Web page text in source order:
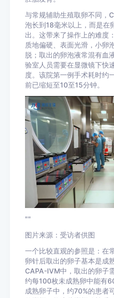
与常规辅助生殖取卵不同，
泡长到18毫米以上，而是在
出。这带来了操作上的难度
质地偏硬、表面光滑，小卵
脱；取出的卵泡液常混有血
验室人员需要在显微镜下快
度。该院第一例手术耗时约
前已缩短至10至15分钟。
""
图片来源：受访者供图
一个比较直观的参照是：在
卵针后取出的卵子基本是成
CAPA-IVM中，取出的卵子
约每100枚未成熟卵中能有
成熟卵子中，约70%的患者